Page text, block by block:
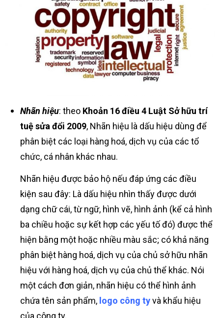
Nhãn hiệu: theo Khoản 16 điều 4 Luật Sở hữu trí
tuệ sửa đổi 2009, Nhãn hiệu là dấu hiệu dùng để
phân biệt các loại hàng hoá, dịch vụ của các tổ
chức, cá nhân khác nhau.
Nhãn hiệu được bảo hộ nếu đáp ứng các điều
kiện sau đây: Là dấu hiệu nhìn thấy được dưới
dạng chữ cái, từ ngữ, hình vẽ, hình ảnh (kể cả hình
ba chiều hoặc sự kết hợp các yếu tố đó) được thể
hiện bằng một hoặc nhiều màu sắc; có khả năng
phân biệt hàng hoá, dịch vụ của chủ sở hữu nhãn
hiệu với hàng hoá, dịch vụ của chủ thể khác. Nói
một cách đơn giản, nhãn hiệu có thể hình ảnh
chứa tên sản phẩm, logo công tyvà khẩu hiệu